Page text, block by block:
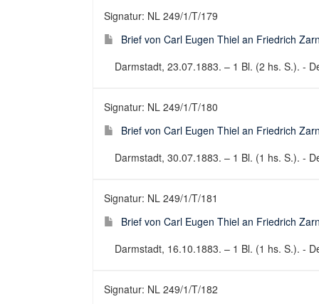
Signatur: NL 249/1/T/179
Brief von Carl Eugen Thiel an Friedrich
Darmstadt, 23.07.1883. – 1 Bl. (2 hs. S.). -
Signatur: NL 249/1/T/180
Brief von Carl Eugen Thiel an Friedrich
Darmstadt, 30.07.1883. – 1 Bl. (1 hs. S.). -
Signatur: NL 249/1/T/181
Brief von Carl Eugen Thiel an Friedrich
Darmstadt, 16.10.1883. – 1 Bl. (1 hs. S.). -
Signatur: NL 249/1/T/182